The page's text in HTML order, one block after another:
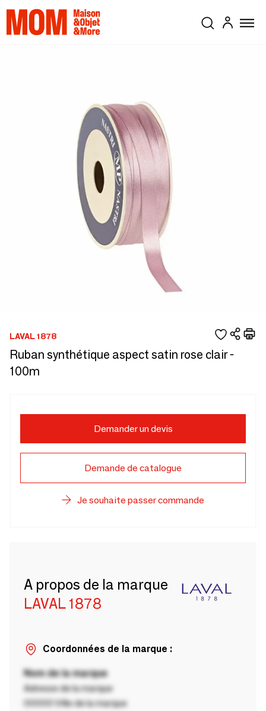
LAVAL 1878
Ruban synthétique aspect satin rose clair -
100m
Demander un devis
Demande de catalogue
Je souhaite passer commande
A propos de la marque
LAVAL 1878
Coordonnées de la marque :
Nom de la marque
Adresse de la marque
00000 Ville de la marque